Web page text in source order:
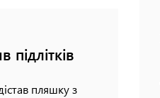
пляшку з